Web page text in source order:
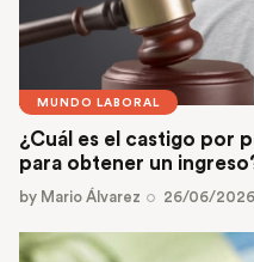
MUNDO LABORAL
¿Cuál es el castigo por
para obtener un
by Mario Álvarez 26/06/2026